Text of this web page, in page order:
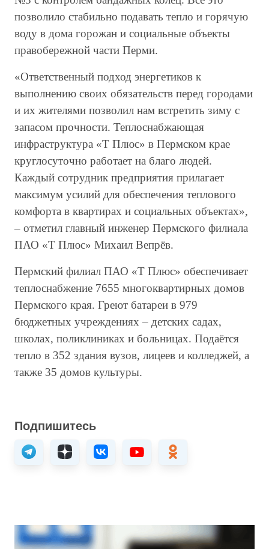
позволило стабильно подавать тепло и горячую
воду в дома горожан и социальные объекты
правобережной части Перми.
«Ответственный подход энергетиков к
выполнению своих обязательств перед городами
и их жителями позволил нам встретить зиму с
запасом прочности. Теплоснабжающая
инфраструктура «Т Плюс» в Пермском крае
круглосуточно работает на благо людей.
Каждый сотрудник предприятия прилагает
максимум усилий для обеспечения теплового
комфорта в квартирах и социальных объектах»,
– отметил главный инженер Пермского филиала
ПАО «Т Плюс» Михаил Вепрёв.
Пермский филиал ПАО «Т Плюс» обеспечивает
теплоснабжение 7655 многоквартирных домов
Пермского края. Греют батареи в 979
бюджетных учреждениях – детских садах,
школах, поликлиниках и больницах. Подаётся
тепло в 352 здания вузов, лицеев и колледжей, а
также 35 домов культуры.
Подпишитесь